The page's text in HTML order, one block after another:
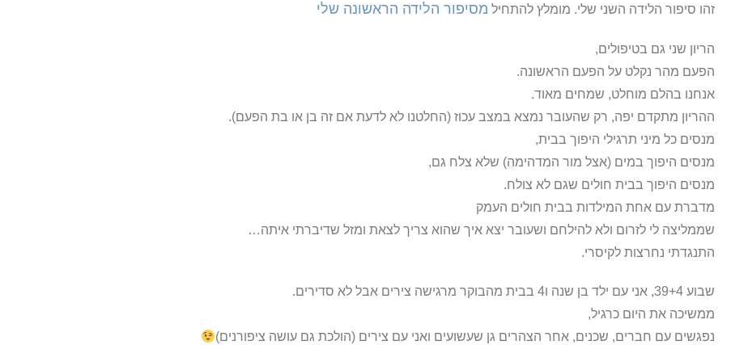
זהו סיפור הלידה השני שלי. מומלץ להתחיל מסיפור הלידה הראשונה שלי
הריון שני גם בטיפולים,
הפעם מהר נקלט על הפעם הראשונה.
אנחנו בהלם מוחלט, שמחים מאוד.
ההריון מתקדם יפה, רק שהעובר נמצא במצב עכוז (החלטנו לא לדעת אם זה בן או בת הפעם).
מנסים כל מיני תרגילי היפוך בבית,
מנסים היפוך במים (אצל מור המדהימה) שלא צלח גם,
מנסים היפוך בבית חולים שגם לא צולח.
מדברת עם אחת המילדות בבית חולים העמק
שממליצה לי לזרום ולא להילחם ושעובר יצא איך שהוא צריך לצאת ומזל שדיברתי איתה…
התנגדתי נחרצות לקיסרי.
שבוע 39+4, אני עם ילד בן שנה ו4 בבית מהבוקר מרגישה צירים אבל לא סדירים.
ממשיכה את היום כרגיל,
נפגשים עם חברים, שכנים, אחר הצהרים גן שעשועים ואני עם צירים (הולכת גם עושה ציפורנים)